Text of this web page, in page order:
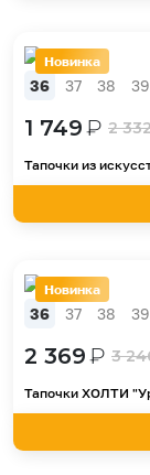
Новинка
36 37 38 39
1 749₽ 2
Тапочки из
Новинка
36 37 38 39
2 369₽ 3
Тапочки ХОЛТИ